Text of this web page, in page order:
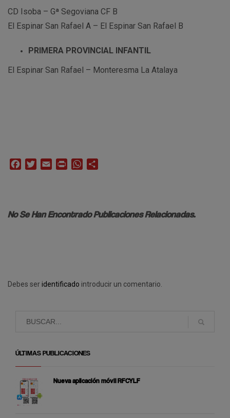
CD Isoba – Gª Segoviana CF B
El Espinar San Rafael A – El Espinar San Rafael B
PRIMERA PROVINCIAL INFANTIL
El Espinar San Rafael – Monteresma La Atalaya
FacebookTwitterEmail Print WhatsApp
No Se Han Encontrado Publicaciones Relacionadas.
Debes seridentificado introducir un comentario.
ÚLTIMAS PUBLICACIONES
Nueva aplicación móvil RFCYLF